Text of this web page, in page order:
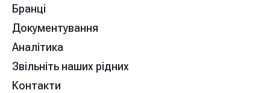
Бранці
Документування
Аналітика
Звільніть наших рідних
Контакти